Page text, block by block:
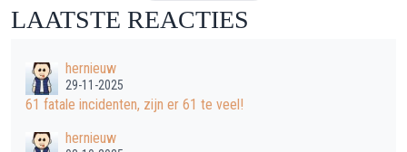
LAATSTE REACTIES
hernieuw
29-11-2025
61 fatale incidenten, zijn er 61 te veel!
hernieuw